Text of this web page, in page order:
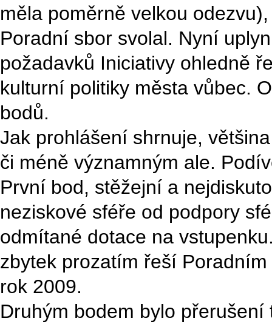
měla poměrně velkou
Poradní sbor svolal. Nyní
požadavků Iniciativy ohledně
kulturní politiky města vůbec.
bodů.
Jak prohlášení shrnuje,
či méně významným ale.
První bod, stěžejní a
neziskové sféře od podpory
odmítané dotace na
zbytek prozatím řeší
rok 2009.
Druhým bodem bylo